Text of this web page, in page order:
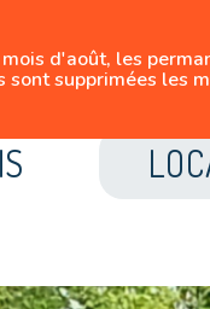
d'août, les
sont supprimées les